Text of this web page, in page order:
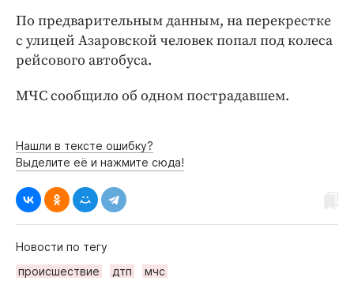
Работодатель года
По предварительным данным, на перекрестке
с улицей Азаровской человек попал под колеса
рейсового автобуса.
МЧС сообщило об одном пострадавшем.
Нашли в тексте ошибку?
Выделите её и нажмите сюда!
Новости по тегу
происшествие
дтп мчс